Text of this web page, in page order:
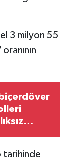
3 milyon 55
tarihinde